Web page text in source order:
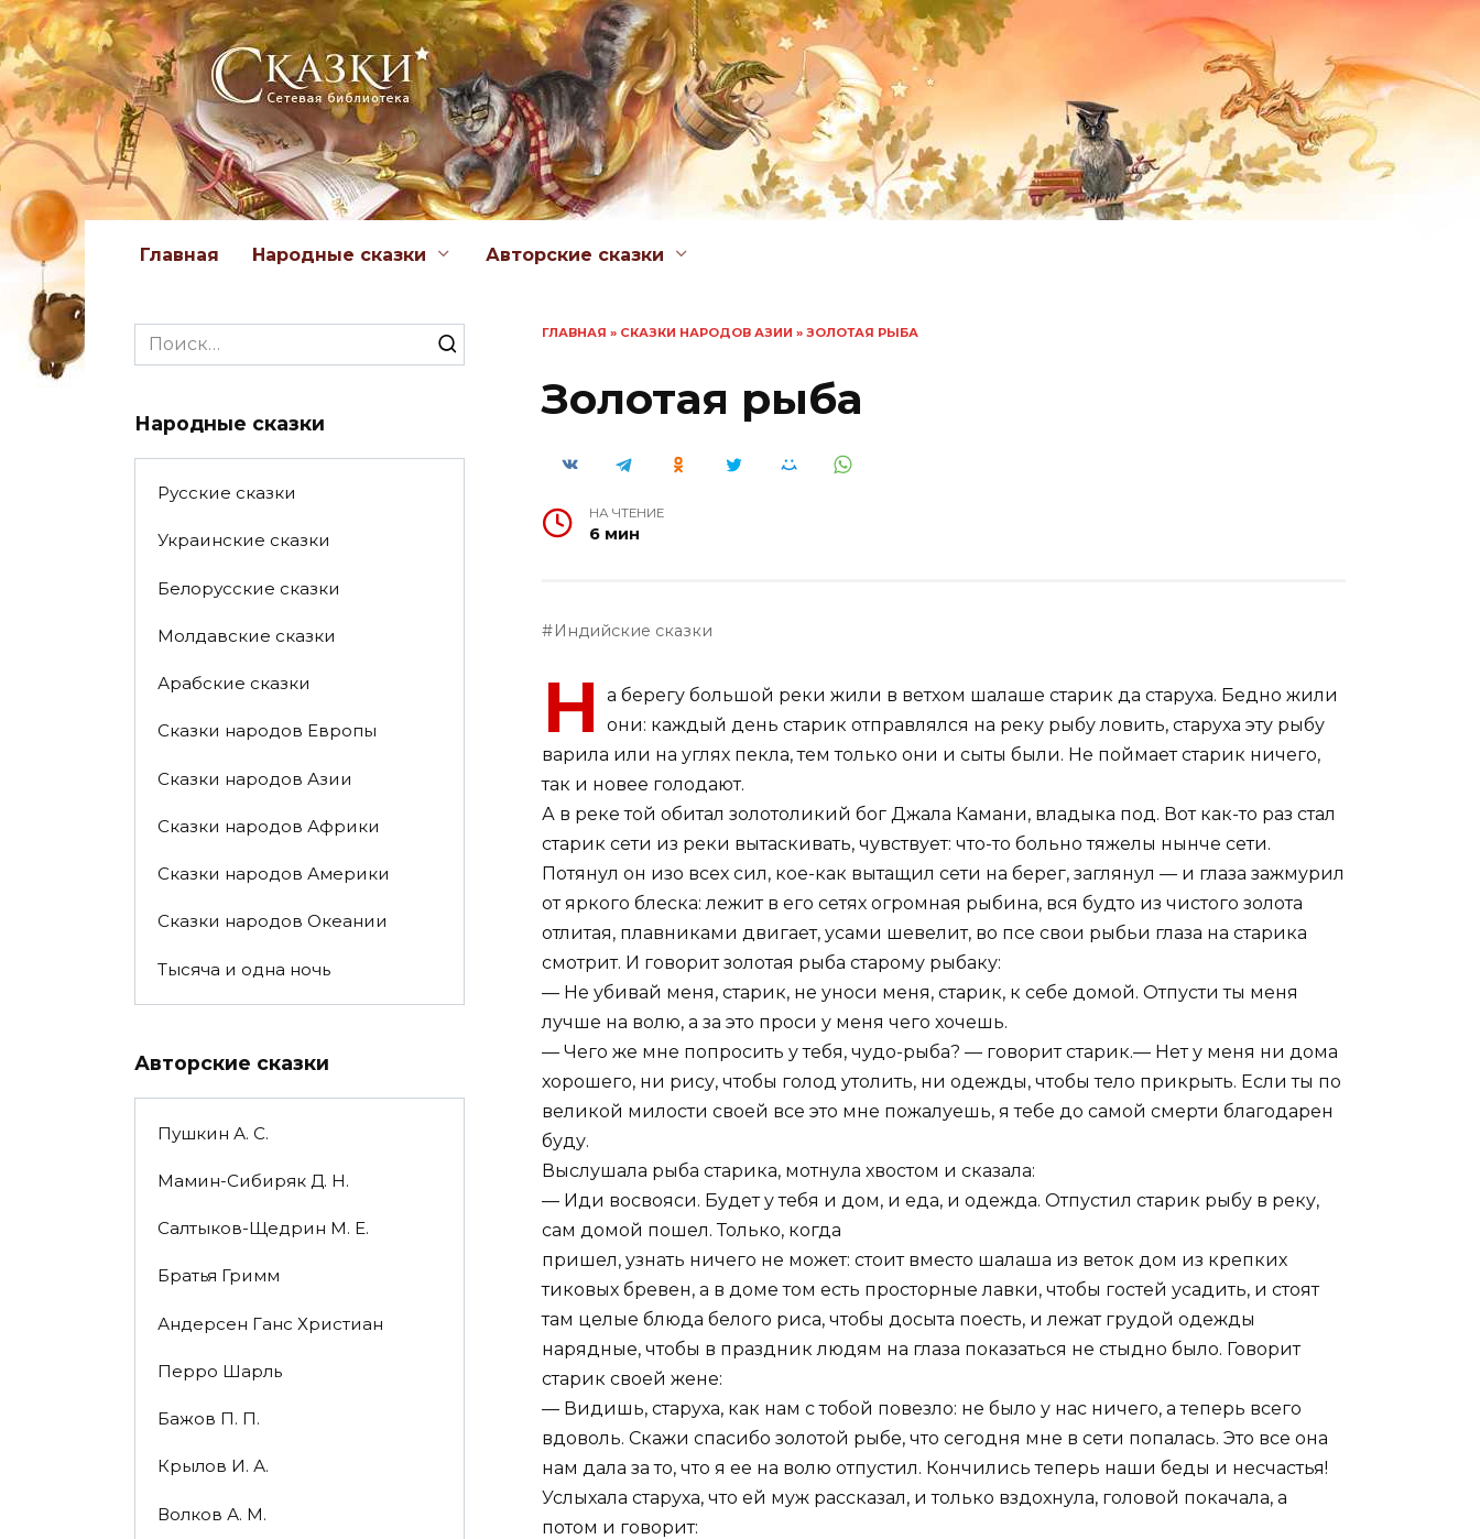
Перейти
к
содержанию
Главная Народные сказки Авторские сказки
ГЛАВНАЯ » СКАЗКИ НАРОДОВ АЗИИ » ЗОЛОТАЯ РЫБА
Золотая рыба
НА ЧТЕНИЕ
6 мин
Индийские сказки
Н
а берегу большой реки жили в ветхом шалаше старик да старуха. Бедно жили
они: каждый день старик отправлялся на реку рыбу ловить, старуха эту рыбу
варила или на углях пекла, тем только они и сыты были. Не поймает старик ничего,
так и новее голодают.
А в реке той обитал золотоликий бог Джала Камани, владыка под. Вот как-то раз стал
старик сети из реки вытаскивать, чувствует: что-то больно тяжелы нынче сети.
Потянул он изо всех сил, кое-как вытащил сети на берег, заглянул — и глаза зажмурил
от яркого блеска: лежит в его сетях огромная рыбина, вся будто из чистого золота
отлитая, плавниками двигает, усами шевелит, во псе свои рыбьи глаза на старика
смотрит. И говорит золотая рыба старому рыбаку:
— Не убивай меня, старик, не уноси меня, старик, к себе домой. Отпусти ты меня
лучше на волю, а за это проси у меня чего хочешь.
— Чего же мне попросить у тебя, чудо-рыба? — говорит старик.— Нет у меня ни дома
хорошего, ни рису, чтобы голод утолить, ни одежды, чтобы тело прикрыть. Если ты по
великой милости своей все это мне пожалуешь, я тебе до самой смерти благодарен
буду.
Выслушала рыба старика, мотнула хвостом и сказала:
— Иди восвояси. Будет у тебя и дом, и еда, и одежда. Отпустил старик рыбу в реку,
сам домой пошел. Только, когда
пришел, узнать ничего не может: стоит вместо шалаша из веток дом из крепких
тиковых бревен, а в доме том есть просторные лавки, чтобы гостей усадить, и стоят
там целые блюда белого риса, чтобы досыта поесть, и лежат грудой одежды
нарядные, чтобы в праздник людям на глаза показаться не стыдно было. Говорит
старик своей жене:
— Видишь, старуха, как нам с тобой повезло: не было у нас ничего, а теперь всего
вдоволь. Скажи спасибо золотой рыбе, что сегодня мне в сети попалась. Это все она
нам дала за то, что я ее на волю отпустил. Кончились теперь наши беды и несчастья!
Услыхала старуха, что ей муж рассказал, и только вздохнула, головой покачала, а
потом и говорит:
Search
for:
Народные сказки
Русские сказки
Украинские сказки
Белорусские сказки
Молдавские сказки
Арабские сказки
Сказки народов Европы
Сказки народов Азии
Сказки народов Африки
Сказки народов Америки
Сказки народов Океании
Тысяча и одна ночь
Авторские сказки
Пушкин А. С.
Мамин-Сибиряк Д. Н.
Салтыков-Щедрин М. Е.
Братья Гримм
Андерсен Ганс Христиан
Перро Шарль
Бажов П. П.
Крылов И. А.
Волков А. М.